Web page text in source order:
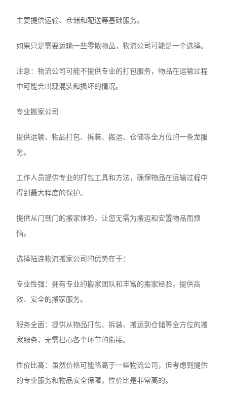
主要提供运输、仓储和配送等基础服务。
如果只是需要运输一些零散物品，物流公司可能是一个选择。
注意：物流公司可能不提供专业的打包服务，物品在运输过程
中可能会出现混装和损坏的情况。
‌专业搬家公司‌
提供运输、物品打包、拆装、搬运、仓储等全方位的一条龙服
务。
工作人员提供专业的打包工具和方法，确保物品在运输过程中
得到最大程度的保护。
提供从门到门的搬家体验，让您无需为搬运和安置物品而烦
恼。
选择陆连物流搬家公司的优势在于：
‌专业性强‌：拥有专业的搬家团队和丰富的搬家经验，提供高
效、安全的搬家服务。
‌服务全面‌：提供从物品打包、拆装、搬运到仓储等全方位的搬
家服务，无需担心各个环节的衔接。
‌性价比高‌：虽然价格可能略高于一些物流公司，但考虑到提供
的专业服务和物品安全保障，性价比是非常高的。